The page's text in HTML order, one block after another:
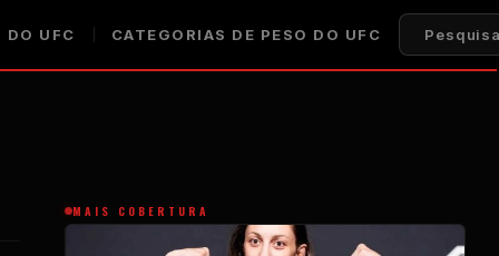
DO UFC CATEGORIAS DE PESO DO UFC
MAIS COBERTURA